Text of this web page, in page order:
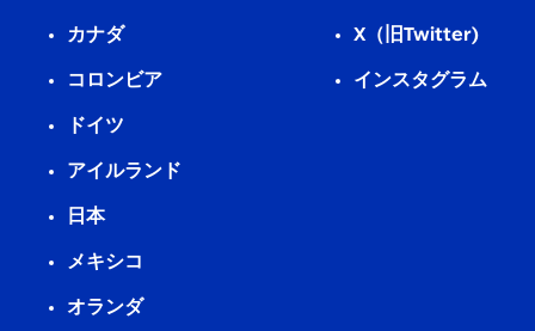
カナダ
コロンビア
ドイツ
アイルランド
日本
メキシコ
オランダ
X（旧Twitter)
インスタグラム